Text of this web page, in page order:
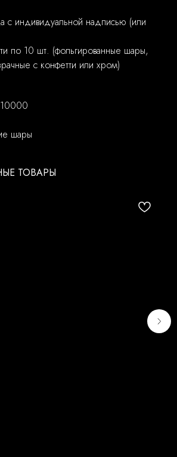
с индивидуальной надписью (или
по 10 шт. (фольгированные шары,
с конфетти или хром)
шары
ТОВАРЫ